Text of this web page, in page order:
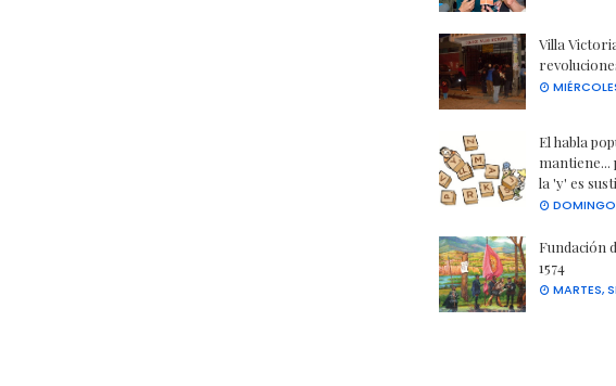
Villa
El habla
mantiene...
la 'y' es
DOMINGO,
Fundación
1574
MARTES,